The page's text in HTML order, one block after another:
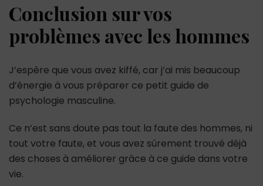
Conclusion sur vos
problèmes avec les hommes
J’espère que vous avez kiffé, car j’ai mis beaucoup
d’énergie à vous préparer ce petit guide de
psychologie masculine.
Ce n’est sans doute pas tout la faute des hommes, ni
tout votre faute, et vous avez sûrement trouvé déjà
des choses à améliorer grâce à ce guide dans votre
vie.